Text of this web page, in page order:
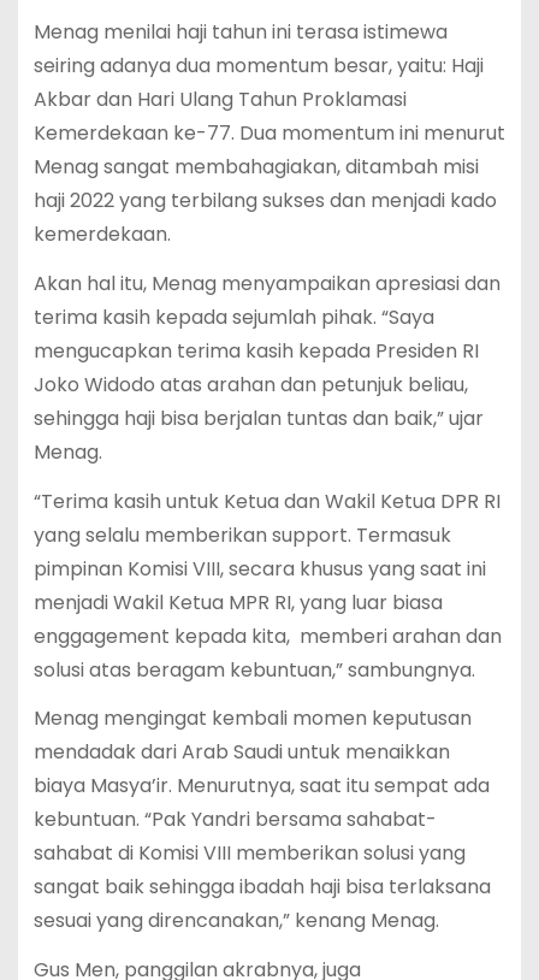
Menag menilai haji tahun ini terasa istimewa
seiring adanya dua momentum besar, yaitu: Haji
Akbar dan Hari Ulang Tahun Proklamasi
Kemerdekaan ke-77. Dua momentum ini menurut
Menag sangat membahagiakan, ditambah misi
haji 2022 yang terbilang sukses dan menjadi kado
kemerdekaan.
Akan hal itu, Menag menyampaikan apresiasi dan
terima kasih kepada sejumlah pihak. “Saya
mengucapkan terima kasih kepada Presiden RI
Joko Widodo atas arahan dan petunjuk beliau,
sehingga haji bisa berjalan tuntas dan baik,” ujar
Menag.
“Terima kasih untuk Ketua dan Wakil Ketua DPR RI
yang selalu memberikan support. Termasuk
pimpinan Komisi VIII, secara khusus yang saat ini
menjadi Wakil Ketua MPR RI, yang luar biasa
enggagement kepada kita, memberi arahan dan
solusi atas beragam kebuntuan,” sambungnya.
Menag mengingat kembali momen keputusan
mendadak dari Arab Saudi untuk menaikkan
biaya Masya’ir. Menurutnya, saat itu sempat ada
kebuntuan. “Pak Yandri bersama sahabat-
sahabat di Komisi VIII memberikan solusi yang
sangat baik sehingga ibadah haji bisa terlaksana
sesuai yang direncanakan,” kenang Menag.
Gus Men, panggilan akrabnya, juga